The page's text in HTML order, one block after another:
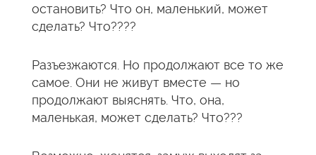
остановить? Что он, маленький, может
сделать? Что????
Разъезжаются. Но продолжают все то же
самое. Они не живут вместе — но
продолжают выяснять. Что, она,
маленькая, может сделать? Что???